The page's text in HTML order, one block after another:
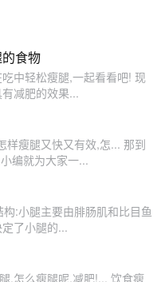
食物
中轻松瘦腿,一起看看吧! 现
减肥的效果...
瘦腿又快又有效,怎... 那到
编就为大家一...
:小腿主要由腓肠肌和比目鱼
了小腿的...
,怎么瘦腿呢.减肥!... 饮食瘦